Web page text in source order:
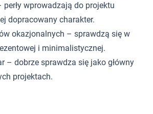
wprowadzają do projektu
dopracowany charakter.
okazjonalnych – sprawdzą się w
i minimalistycznej.
– dobrze sprawdza się jako główny
projektach.